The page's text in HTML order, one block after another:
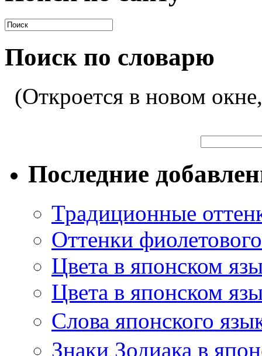
Поиск по словарю
(Откроется в новом
Последние
Традиционные
Оттенки
Цвета в японском
Цвета в японском
Слова японского
Знаки Зодиака в